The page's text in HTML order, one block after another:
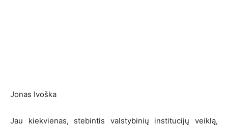
Jonas Ivoška
Jau kiekvienas, stebintis valstybinių institucijų veiklą,